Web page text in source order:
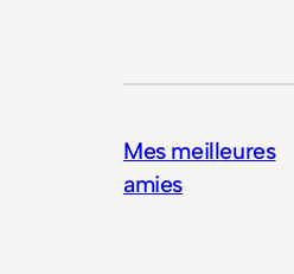
Mes meilleures
amies